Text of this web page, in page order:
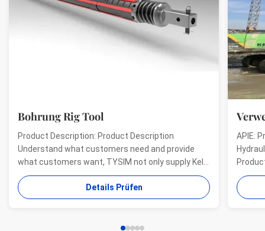
Bohrung Rig Tool
Product Description: Product Description
Understand what customers need and provide
what customers want, TYSIM not only supply Kelly
bars for drill rigs of world’s top brands, but also
provide one-stop solution for the world foundation
construction users. While providing customized
Details Prüfen
APIE:
offer